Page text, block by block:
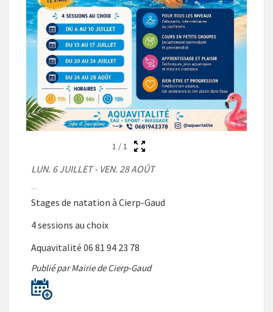
1 /1
LUN. 6 JUILLET - VEN. 28 AOÛT
Stages de natation à Cierp-Gaud
4 sessions au choix
Aquavitalité 06 81 94 23 78
Publié par Mairie de Cierp-Gaud